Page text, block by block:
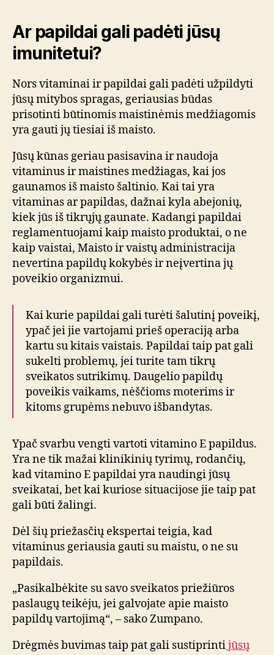
Ar papildai gali padėti jūsų
imunitetui?
Nors vitaminai ir papildai gali padėti užpildyti
jūsų mitybos spragas, geriausias būdas
prisotinti būtinomis maistinėmis medžiagomis
yra gauti jų tiesiai iš maisto.
Jūsų kūnas geriau pasisavina ir naudoja
vitaminus ir maistines medžiagas, kai jos
gaunamos iš maisto šaltinio. Kai tai yra
vitaminas ar papildas, dažnai kyla abejonių,
kiek jūs iš tikrųjų gaunate. Kadangi papildai
reglamentuojami kaip maisto produktai, o ne
kaip vaistai, Maisto ir vaistų administracija
nevertina papildų kokybės ir neįvertina jų
poveikio organizmui.
Kai kurie papildai gali turėti šalutinį poveikį,
ypač jei jie vartojami prieš operaciją arba
kartu su kitais vaistais. Papildai taip pat gali
sukelti problemų, jei turite tam tikrų
sveikatos sutrikimų. Daugelio papildų
poveikis vaikams, nėščioms moterims ir
kitoms grupėms nebuvo išbandytas.
Ypač svarbu vengti vartoti vitamino E papildus.
Yra ne tik mažai klinikinių tyrimų, rodančių,
kad vitamino E papildai yra naudingi jūsų
sveikatai, bet kai kuriose situacijose jie taip pat
gali būti žalingi.
Dėl šių priežasčių ekspertai teigia, kad
vitaminus geriausia gauti su maistu, o ne su
papildais.
„Pasikalbėkite su savo sveikatos priežiūros
paslaugų teikėju, jei galvojate apie maisto
papildų vartojimą“, – sako Zumpano.
Drėgmės buvimas taip pat gali sustiprintijūsų